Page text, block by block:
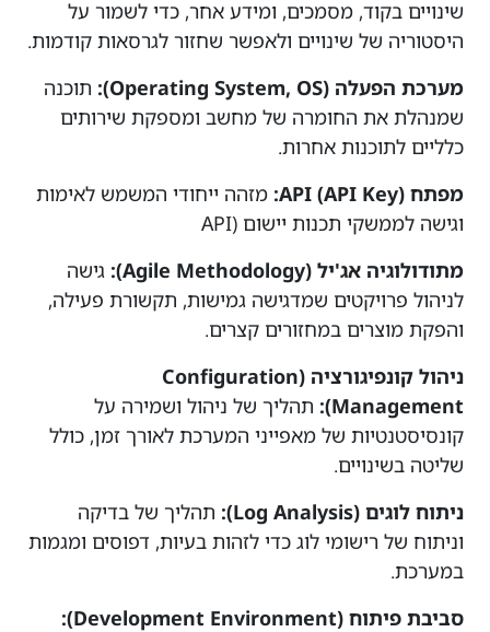
שינויים בקוד, מסמכים, ומידע אחר, כדי לשמור על
היסטוריה של שינויים ולאפשר שחזור לגרסאות קודמות.
מערכת הפעלה (Operating System, OS):
תוכנה
שמנהלת את החומרה של מחשב ומספקת שירותים
כלליים לתוכנות אחרות.
מפתח API (API Key):
מזהה ייחודי המשמש לאימות
וגישה לממשקי תכנות יישום (API
מתודולוגיה אג'יל (Agile Methodology):
גישה
לניהול פרויקטים שמדגישה גמישות, תקשורת פעילה,
והפקת מוצרים במחזורים קצרים.
ניהול קונפיגורציה (Configuration
Management):
תהליך של ניהול ושמירה על
קונסיסטנטיות של מאפייני המערכת לאורך זמן, כולל
שליטה בשינויים.
ניתוח לוגים (Log Analysis):
תהליך של בדיקה
וניתוח של רישומי לוג כדי לזהות בעיות, דפוסים ומגמות
במערכת.
סביבת פיתוח (Development Environment):